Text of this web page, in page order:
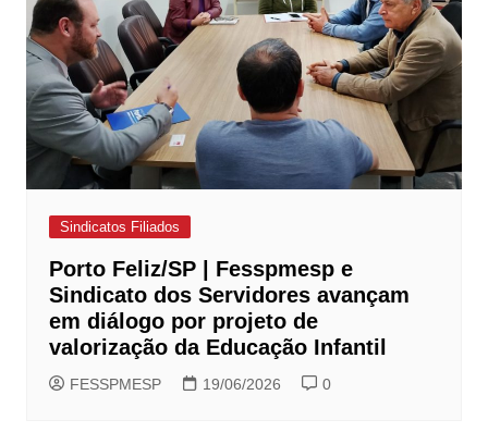
Sindicatos Filiados
Porto Feliz/SP | Fesspmesp e
Sindicato dos Servidores avançam
em diálogo por projeto de
valorização da Educação Infantil
FESSPMESP 19/06/2026 0